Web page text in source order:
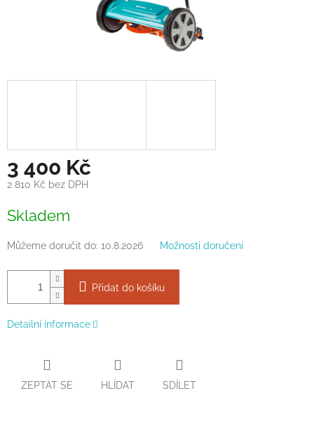
3 400 Kč
2 810 Kč bez DPH
cena:
Skladem
Můžeme doručit do: 10.8.2026 Možnosti doručení
Přidat do košíku
Detailní informace
ZEPTAT SE HLÍDAT SDÍLET